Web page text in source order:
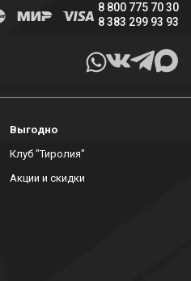
8 800 775 70 30
8 383 299 93 93
Выгодно
Клуб "Тиролия"
Акции и скидки